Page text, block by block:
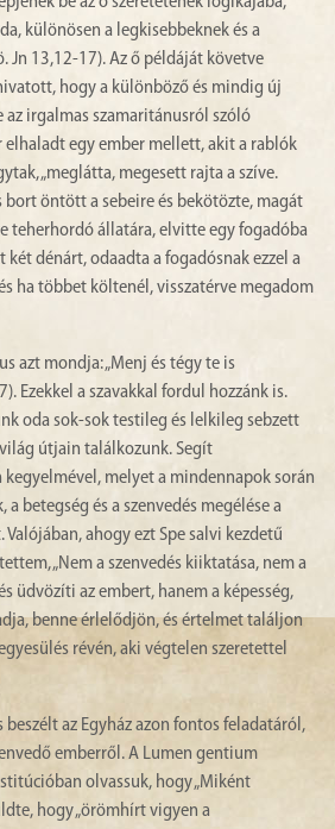
különösen a legkisebbeknek és a
Jn 13,12-17). Az ő példáját követve
hogy a különböző és mindig új
irgalmas szamaritánusról szóló
elhaladt egy ember mellett, akit a rablók
„meglátta, megesett rajta a szíve.
bort öntött a sebeire és bekötözte, magát
teherhordó állatára, elvitte egy fogadóba
két dénárt, odaadta a fogadósnak ezzel a
ha többet költenél, visszatérve megadom
azt mondja: „Menj és tégy te is
Ezekkel a szavakkal fordul hozzánk is.
oda sok-sok testileg és lelkileg sebzett
útjain találkozunk. Segít
melyet a mindennapok során
betegség és a szenvedés megélése a
ahogy ezt Spe salvi kezdetű
„Nem a szenvedés kiiktatása, nem a
üdvözíti az embert, hanem a képesség,
benne érlelődjön, és értelmet találjon
révén, aki végtelen szeretettel
beszélt az Egyház azon fontos feladatáról,
emberről. A Lumen gentium
olvassuk, hogy „Miként
hogy „örömhírt vigyen a